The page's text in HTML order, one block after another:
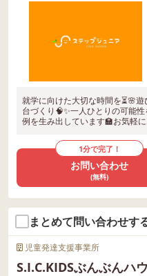
就学に向けた大切な時間を⏳🌸
台づくり🧠✨一人ひとりの可能
例を生み出しています🏫お気軽
1分で完了！
お問い合わせ
(無料)
まとめて問い合わせす
児童発達支援事業所
S.I.C.KIDSぶんぶんハ